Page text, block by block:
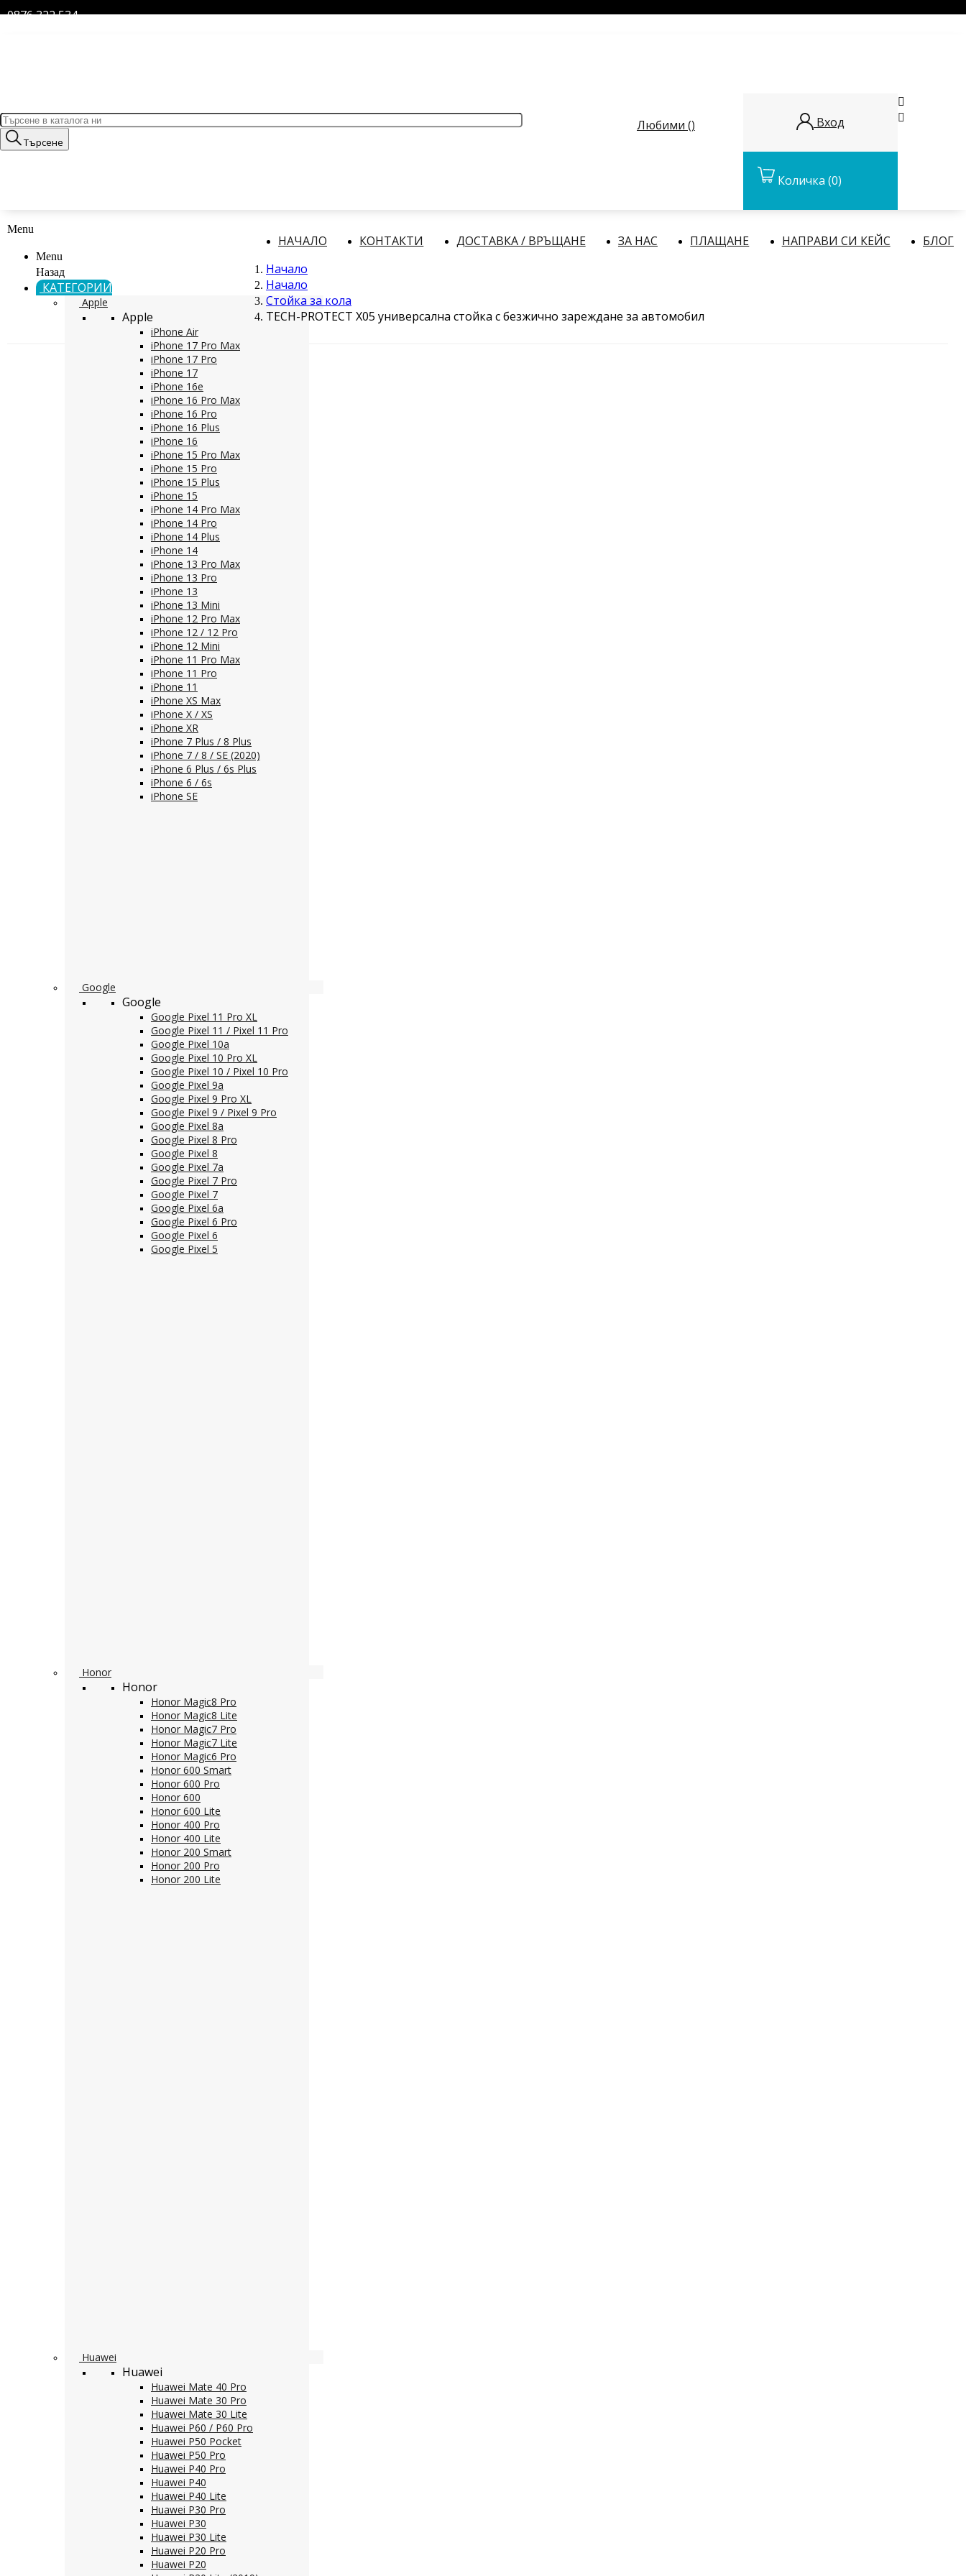
0876 322 534
Търсене
Любими () Вход
Количка (0)


Menu
Menu
Назад
КАТЕГОРИИ
Apple
Apple
iPhone Air
iPhone 17 Pro Max
iPhone 17 Pro
iPhone 17
iPhone 16e
iPhone 16 Pro Max
iPhone 16 Pro
iPhone 16 Plus
iPhone 16
iPhone 15 Pro Max
iPhone 15 Pro
iPhone 15 Plus
iPhone 15
iPhone 14 Pro Max
iPhone 14 Pro
iPhone 14 Plus
iPhone 14
iPhone 13 Pro Max
iPhone 13 Pro
iPhone 13
iPhone 13 Mini
iPhone 12 Pro Max
iPhone 12 / 12 Pro
iPhone 12 Mini
iPhone 11 Pro Max
iPhone 11 Pro
iPhone 11
iPhone XS Max
iPhone X / XS
iPhone XR
iPhone 7 Plus / 8 Plus
iPhone 7 / 8 / SE (2020)
iPhone 6 Plus / 6s Plus
iPhone 6 / 6s
iPhone SE
Google
Google
Google Pixel 11 Pro XL
Google Pixel 11 / Pixel 11 Pro
Google Pixel 10a
Google Pixel 10 Pro XL
Google Pixel 10 / Pixel 10 Pro
Google Pixel 9a
Google Pixel 9 Pro XL
Google Pixel 9 / Pixel 9 Pro
Google Pixel 8a
Google Pixel 8 Pro
Google Pixel 8
Google Pixel 7a
Google Pixel 7 Pro
Google Pixel 7
Google Pixel 6a
Google Pixel 6 Pro
Google Pixel 6
Google Pixel 5
Honor
Honor
Honor Magic8 Pro
Honor Magic8 Lite
Honor Magic7 Pro
Honor Magic7 Lite
Honor Magic6 Pro
Honor 600 Smart
Honor 600 Pro
Honor 600
Honor 600 Lite
Honor 400 Pro
Honor 400 Lite
Honor 200 Smart
Honor 200 Pro
Honor 200 Lite
Huawei
Huawei
Huawei Mate 40 Pro
Huawei Mate 30 Pro
Huawei Mate 30 Lite
Huawei P60 / P60 Pro
Huawei P50 Pocket
Huawei P50 Pro
Huawei P40 Pro
Huawei P40
Huawei P40 Lite
Huawei P30 Pro
Huawei P30
Huawei P30 Lite
Huawei P20 Pro
Huawei P20
НАЧАЛО КОНТАКТИ ДОСТАВКА / ВРЪЩАНЕ ЗА НАС ПЛАЩАНЕ НАПРАВИ СИ КЕЙС
БЛОГ
Начало
Начало
Стойка за кола
TECH-PROTECT X05 универсална стойка с безжично зареждане за автомобил